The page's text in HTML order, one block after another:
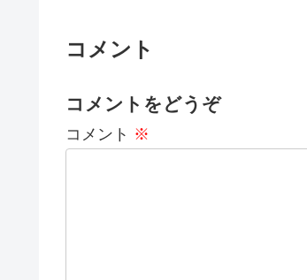
コメント
コメントをどうぞ
コメント ※